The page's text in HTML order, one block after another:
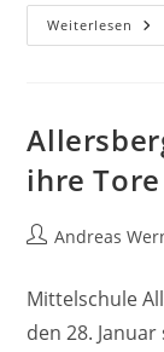
Weiterlesen
ihre Tore
Beitrags-
Andreas
Mittelschule
den 28.